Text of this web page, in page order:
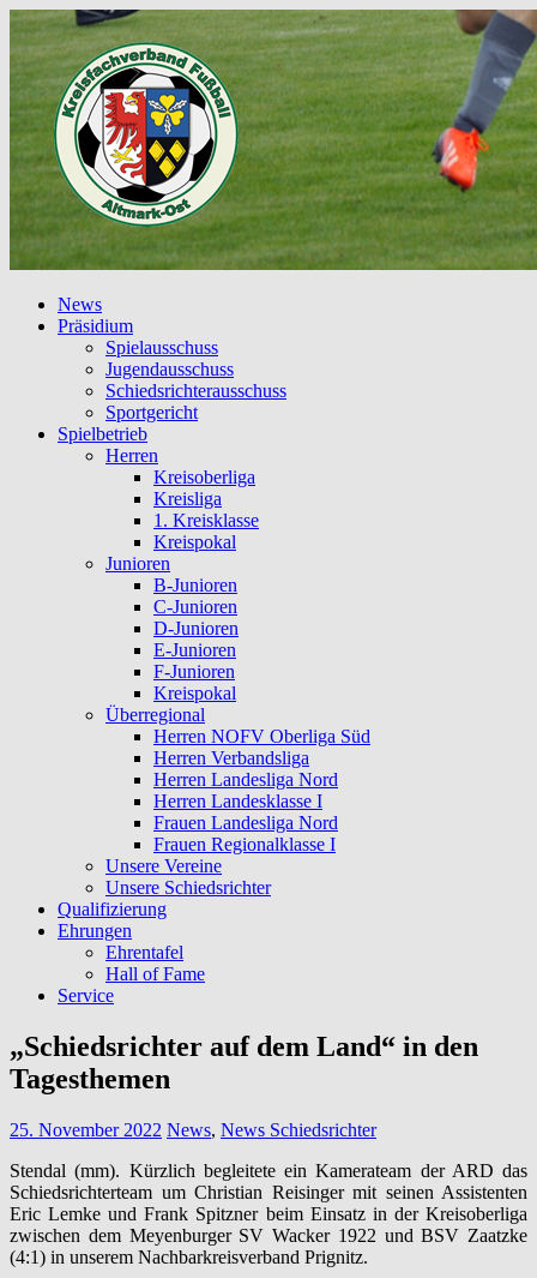
News
Präsidium
Spielausschuss
Jugendausschuss
Schiedsrichterausschuss
Sportgericht
Spielbetrieb
Herren
Kreisoberliga
Kreisliga
1. Kreisklasse
Kreispokal
Junioren
B-Junioren
C-Junioren
D-Junioren
E-Junioren
F-Junioren
Kreispokal
Überregional
Herren NOFV Oberliga Süd
Herren Verbandsliga
Herren Landesliga Nord
Herren Landesklasse I
Frauen Landesliga Nord
Frauen Regionalklasse I
Unsere Vereine
Unsere Schiedsrichter
Qualifizierung
Ehrungen
Ehrentafel
Hall of Fame
Service
„Schiedsrichter auf dem Land“ in den
Tagesthemen
25. November 2022 News, News Schiedsrichter
Stendal (mm). Kürzlich begleitete ein Kamerateam der ARD das
Schiedsrichterteam um Christian Reisinger mit seinen Assistenten
Eric Lemke und Frank Spitzner beim Einsatz in der Kreisoberliga
zwischen dem Meyenburger SV Wacker 1922 und BSV Zaatzke
(4:1) in unserem Nachbarkreisverband Prignitz.